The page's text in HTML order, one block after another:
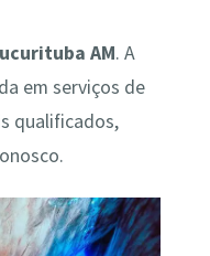
AM. A
em serviços de
qualificados,